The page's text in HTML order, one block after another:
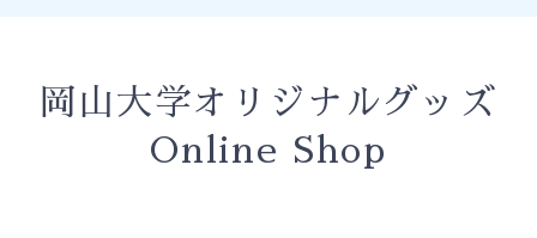
岡山大学オリジナルグッズ
Online Shop